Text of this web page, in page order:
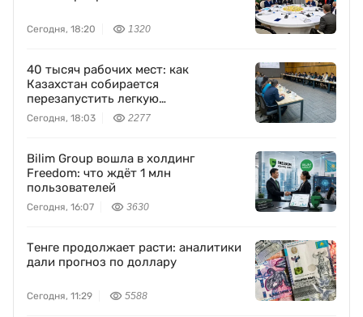
Сегодня, 18:20 1320
40 тысяч рабочих мест: как
Казахстан собирается
перезапустить легкую
промышленность
Сегодня, 18:03 2277
Bilim Group вошла в холдинг
Freedom: что ждёт 1 млн
пользователей
Сегодня, 16:07 3630
Тенге продолжает расти: аналитики
дали прогноз по доллару
Сегодня, 11:29 5588